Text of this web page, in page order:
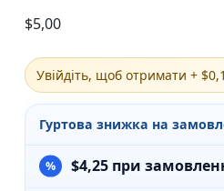
$5,00
Увійдіть, щоб отримати +
Гуртова знижка на
$4,25 при